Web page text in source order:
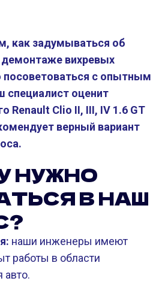
как задумываться об
вихревых
посоветоваться с опытным
специалист оценит
Renault Clio II, III, IV 1.6 GT
верный вариант
НУЖНО
В НАШ
наши инженеры имеют
работы в области
авто.